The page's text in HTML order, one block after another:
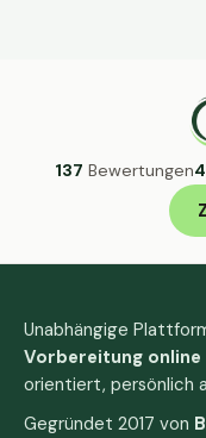
137 Bewertungen
Unabhängige
Vorbereitung online
orientiert, persönlich
Gegründet 2017 von